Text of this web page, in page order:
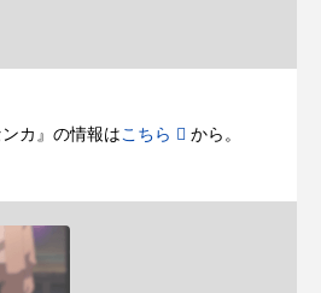
カ』の情報は こちら から。